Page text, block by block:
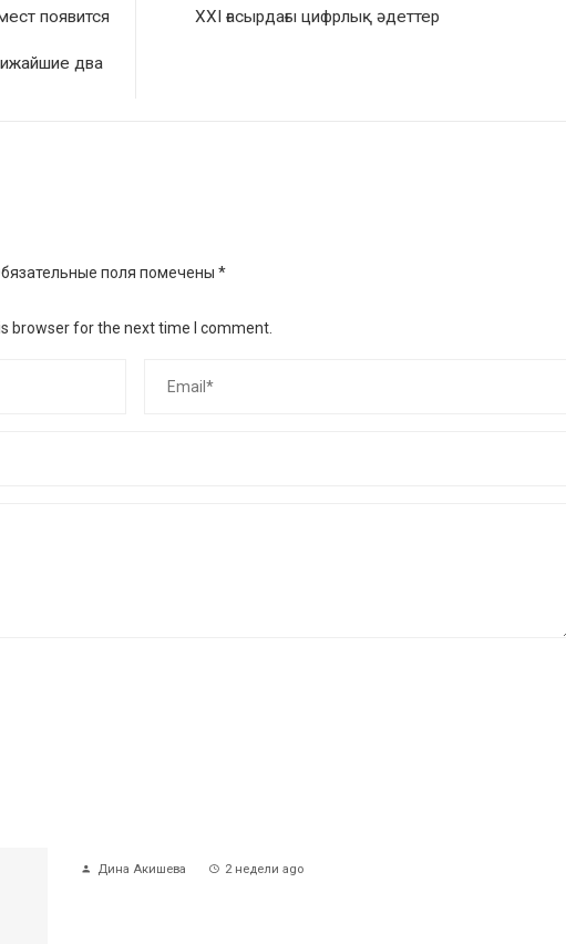
появится
два
XXI ғасырдағы цифрлық әдеттер
поля помечены *
browser for the next time I comment.
Дина Акишева 2 недели ago